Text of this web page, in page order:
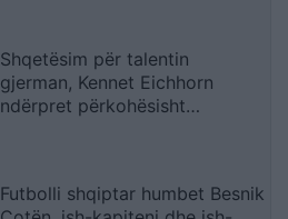
Shqetësim për talentin
gjerman, Kennet Eichhorn
ndërpret përkohësisht
Futbolli shqiptar humbet Besnik